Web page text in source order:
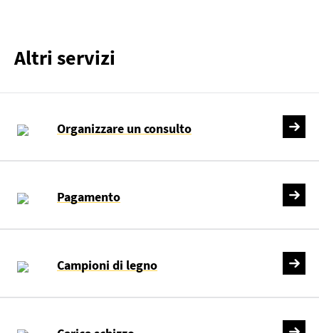
Altri servizi
Organizzare un consulto
Pagamento
Campioni di legno